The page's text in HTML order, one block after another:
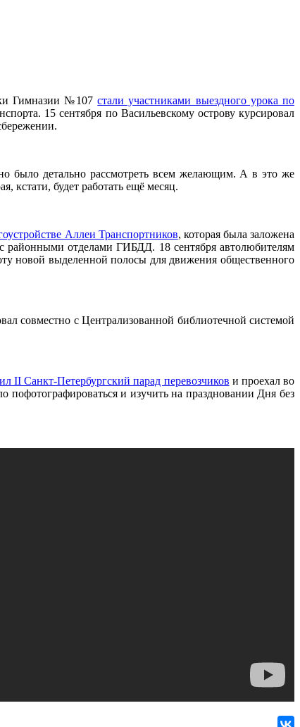
Гимназии №107стали участниками выездного урока по
15 сентября по Васильевскому острову курсировал
было детально рассмотреть всем желающим. А в это же
кстати, будет работать ещё месяц.
Аллеи Транспортников, которая была заложена
районными отделами ГИБДД. 18 сентября автолюбителям
новой выделенной полосы для движения общественного
совместно с Централизованной библиотечной системой
II Санкт-Петербургский парад перевозчиков и проехал во
и изучить на праздновании Дня без